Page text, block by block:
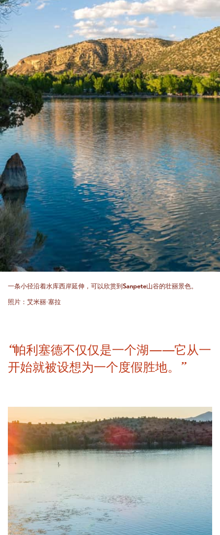
一条小径沿着水库西岸延伸，可以欣赏到Sanpete山谷的壮丽景色。
照片：艾米丽·塞拉
“帕利塞德不仅仅是一个湖——它从一
开始就被设想为一个度假胜地。”